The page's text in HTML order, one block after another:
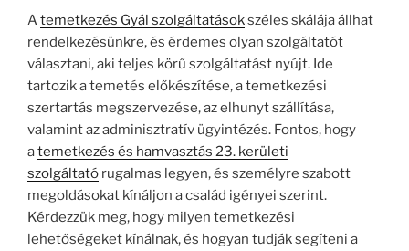
Atemetkezés Gyál szolgáltatásokszéles skálája állhat
rendelkezésünkre, és érdemes olyan szolgáltatót
választani, aki teljes körű szolgáltatást nyújt. Ide
tartozik a temetés előkészítése, a temetkezési
szertartás megszervezése, az elhunyt szállítása,
valamint az adminisztratív ügyintézés. Fontos, hogy
atemetkezés és hamvasztás 23. kerületi
szolgáltató rugalmas legyen, és személyre szabott
megoldásokat kínáljon a család igényei szerint.
Kérdezzük meg, hogy milyen temetkezési
lehetőségeket kínálnak, és hogyan tudják segíteni a